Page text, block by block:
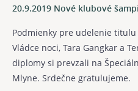
20.9.2019 Nové klubové
Podmienky pre udelenie titulu
Vládce noci, Tara Gangkar a
diplomy si prevzali na
Mlyne. Srdečne gratulujeme.